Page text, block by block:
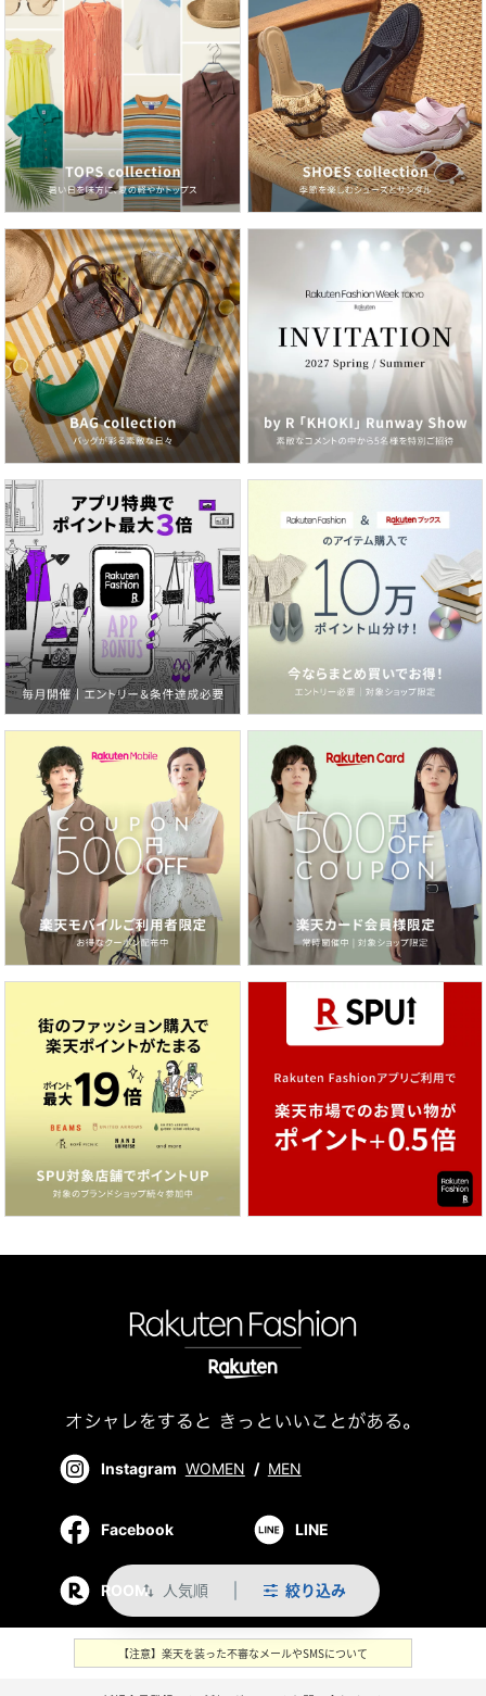
swap_vert 人気順 絞り込み
Instagram WOMEN / MEN
Facebook LINE
ROOM
【注意】楽天を装った不審なメールやSMSについて